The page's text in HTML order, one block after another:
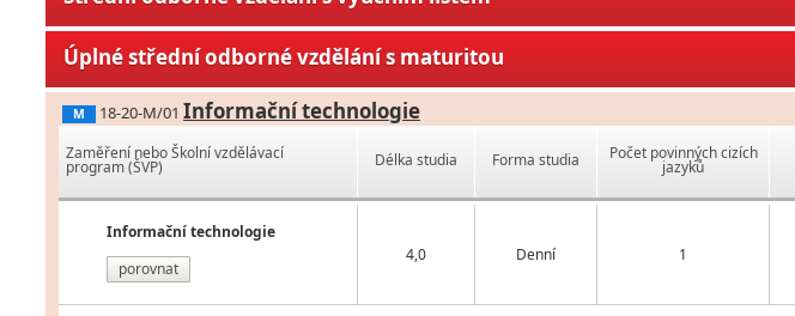
Úplné střední odborné vzdělání s maturitou
M 18-20-M/01 Informační technologie
Zaměření nebo Školní vzdělávací
program (ŠVP)
Informační technologie
porovnat
Délka studia Forma studia Počet povinných cizích
jazyků
4,0 Denní 1